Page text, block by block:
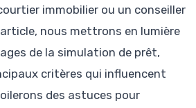
immobilier ou un conseiller
nous mettrons en lumière
de la simulation de prêt,
critères qui influencent
des astuces pour